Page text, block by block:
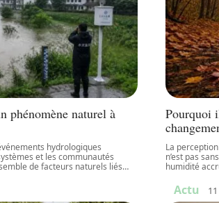
phénomène naturel à
hydrologiques
et les communautés
de facteurs naturels liés…
Pourquoi
La
n’est pas
humidité
Actu